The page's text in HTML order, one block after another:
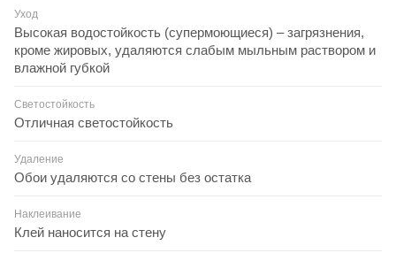
Уход
Высокая водостойкость (супермоющиеся) – загрязнения,
кроме жировых, удаляются слабым мыльным раствором и
влажной губкой
Светостойкость
Отличная светостойкость
Удаление
Обои удаляются со стены без остатка
Наклеивание
Клей наносится на стену